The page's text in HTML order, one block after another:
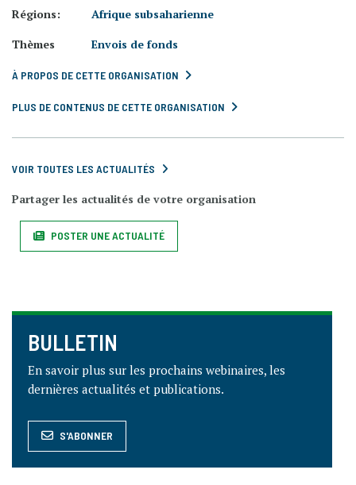
Régions:
Afrique subsaharienne
Thèmes
Envois de fonds
À PROPOS DE CETTE ORGANISATION
PLUS DE CONTENUS DE CETTE ORGANISATION
VOIR TOUTES LES ACTUALITÉS
Partager les actualités de votre organisation
POSTER UNE ACTUALITÉ
BULLETIN
En savoir plus sur les prochains webinaires, les
dernières actualités et publications.
S'ABONNER